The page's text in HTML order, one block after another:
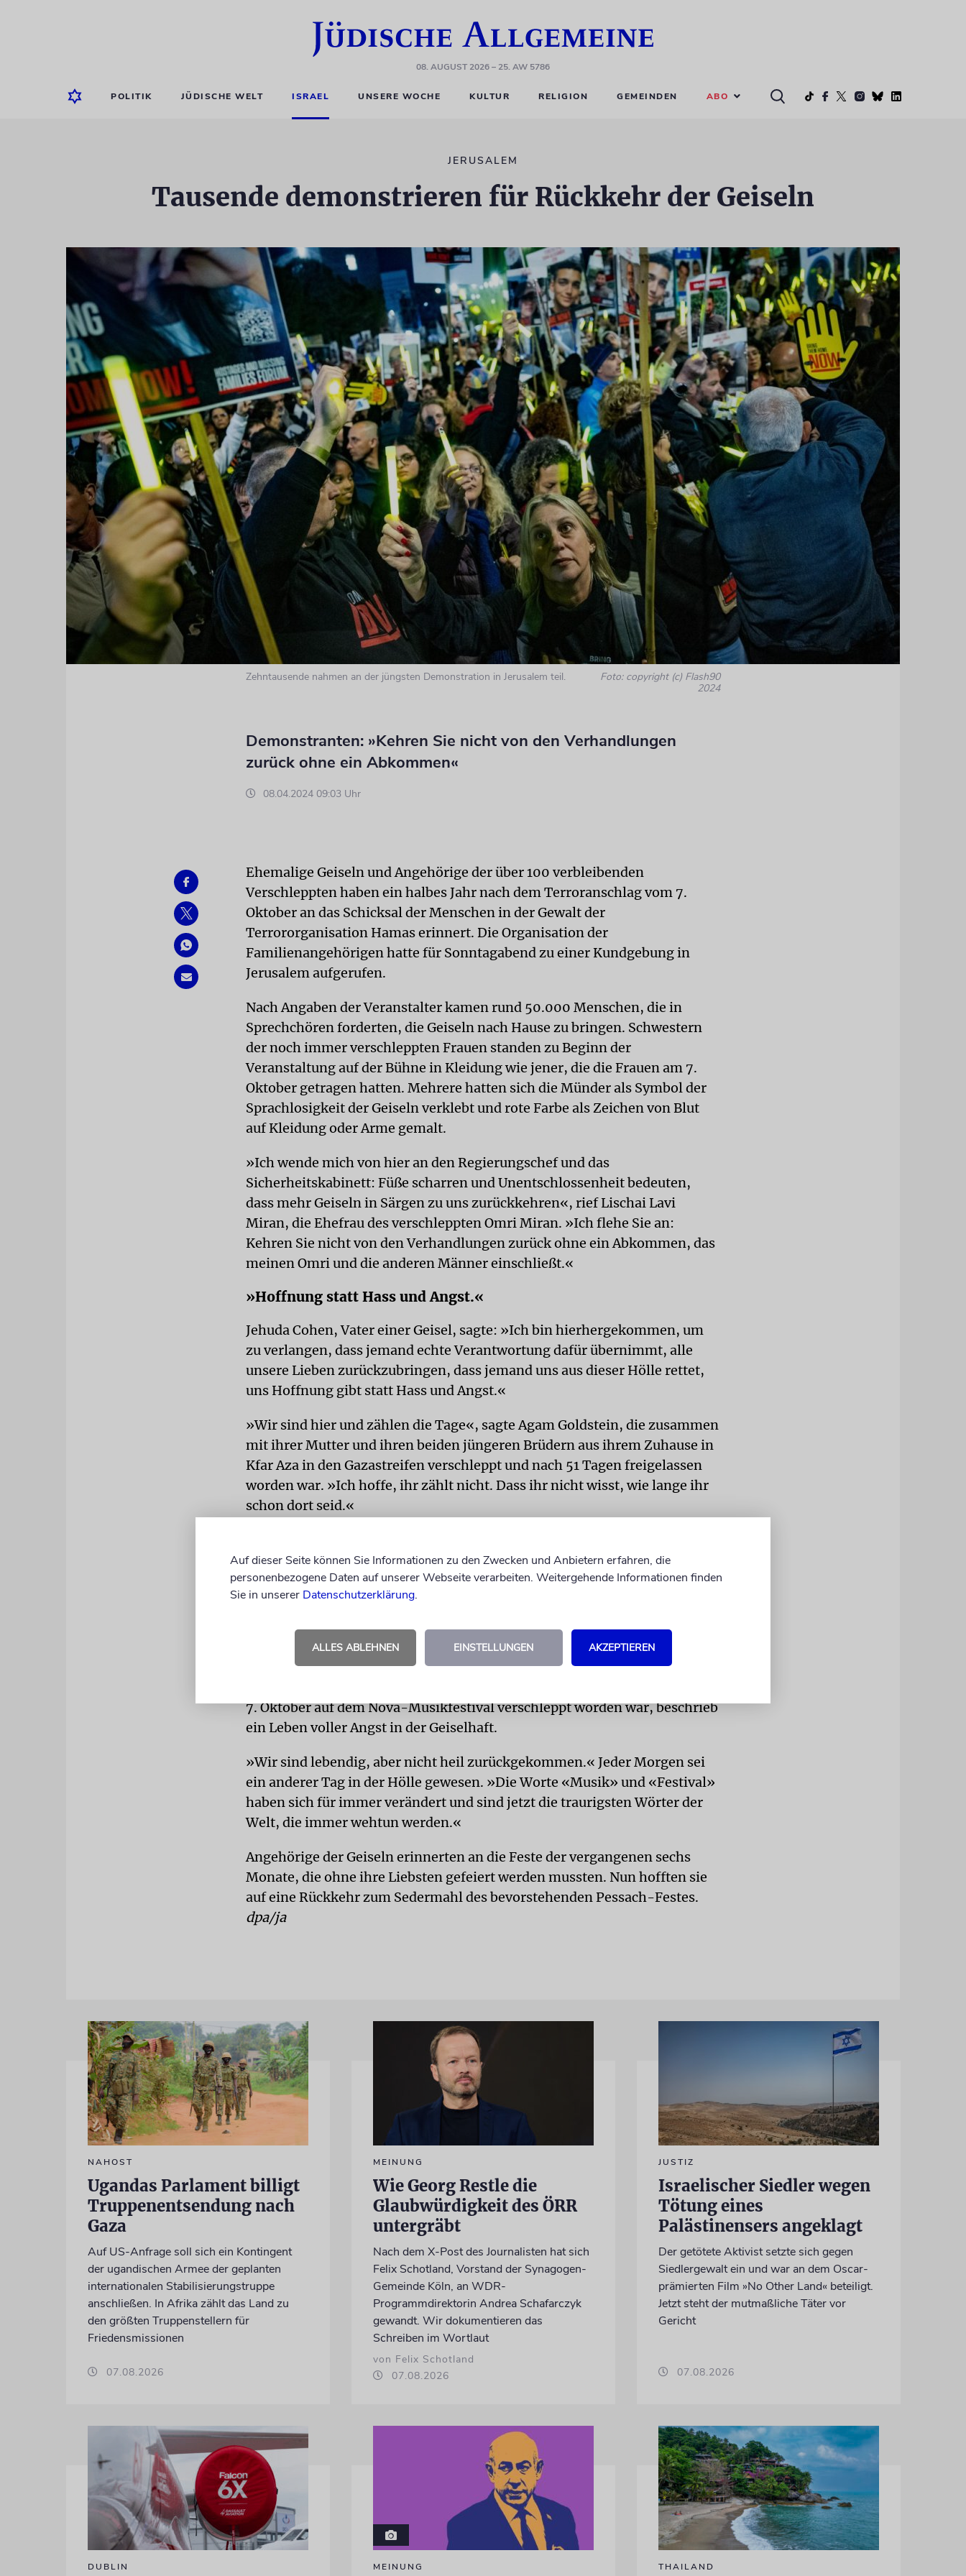
08. AUGUST 2026– 25. AW 5786
POLITIK JÜDISCHE WELT ISRAEL UNSERE WOCHE KULTUR RELIGION GEMEINDEN ABO
JERUSALEM
Tausende demonstrieren für Rückkehr der Geiseln
Zehntausende nahmen an der jüngsten Demonstration in Jerusalem teil.
Foto: copyright (c) Flash90
2024
Demonstranten: »Kehren Sie nicht von den Verhandlungen
zurück ohne ein Abkommen«
08.04.2024 09:03 Uhr
Ehemalige Geiseln und Angehörige der über 100 verbleibenden
Verschleppten haben ein halbes Jahr nach dem Terroranschlag vom 7.
Oktober an das Schicksal der Menschen in der Gewalt der
Terrororganisation Hamas erinnert. Die Organisation der
Familienangehörigen hatte für Sonntagabend zu einer Kundgebung in
Jerusalem aufgerufen.
Nach Angaben der Veranstalter kamen rund 50.000 Menschen, die in
Sprechchören forderten, die Geiseln nach Hause zu bringen. Schwestern
der noch immer verschleppten Frauen standen zu Beginn der
Veranstaltung auf der Bühne in Kleidung wie jener, die die Frauen am 7.
Oktober getragen hatten. Mehrere hatten sich die Münder als Symbol der
Sprachlosigkeit der Geiseln verklebt und rote Farbe als Zeichen von Blut
auf Kleidung oder Arme gemalt.
»Ich wende mich von hier an den Regierungschef und das
Sicherheitskabinett: Füße scharren und Unentschlossenheit bedeuten,
dass mehr Geiseln in Särgen zu uns zurückkehren«, rief Lischai Lavi
Miran, die Ehefrau des verschleppten Omri Miran. »Ich flehe Sie an:
Kehren Sie nicht von den Verhandlungen zurück ohne ein Abkommen, das
meinen Omri und die anderen Männer einschließt.«
»Hoffnung statt Hass und Angst.«
Jehuda Cohen, Vater einer Geisel, sagte: »Ich bin hierhergekommen, um
zu verlangen, dass jemand echte Verantwortung dafür übernimmt, alle
unsere Lieben zurückzubringen, dass jemand uns aus dieser Hölle rettet,
uns Hoffnung gibt statt Hass und Angst.«
»Wir sind hier und zählen die Tage«, sagte Agam Goldstein, die zusammen
mit ihrer Mutter und ihren beiden jüngeren Brüdern aus ihrem Zuhause in
Kfar Aza in den Gazastreifen verschleppt und nach 51 Tagen freigelassen
worden war. »Ich hoffe, ihr zählt nicht. Dass ihr nicht wisst, wie lange ihr
schon dort seid.«
sagte Goldstein angesichts der auf eine Großleinwand projizierten
Porträtbilder der Geiseln. »Die Fotos überall im Land und auf der ganzen
Welt zeigen eine andere Person. Sie sehen nicht mehr so aus, lächeln nicht
»Lebendig, aber nicht heil«
7. Oktober auf dem Nova-Musikfestival verschleppt worden war, beschrieb
ein Leben voller Angst in der Geiselhaft.
»Wir sind lebendig, aber nicht heil zurückgekommen.« Jeder Morgen sei
ein anderer Tag in der Hölle gewesen. »Die Worte «Musik» und «Festival»
haben sich für immer verändert und sind jetzt die traurigsten Wörter der
Welt, die immer wehtun werden.«
Angehörige der Geiseln erinnerten an die Feste der vergangenen sechs
Monate, die ohne ihre Liebsten gefeiert werden mussten. Nun hofften sie
auf eine Rückkehr zum Sedermahl des bevorstehenden Pessach-Festes.
dpa/ja
NAHOST
Ugandas Parlament billigt
Truppenentsendung nach
Gaza
Auf US-Anfrage soll sich ein Kontingent
der ugandischen Armee der geplanten
internationalen Stabilisierungstruppe
anschließen. In Afrika zählt das Land zu
den größten Truppenstellern für
Friedensmissionen
07.08.2026
MEINUNG
Wie Georg Restle die
Glaubwürdigkeit des ÖRR
untergräbt
Nach dem X-Post des Journalisten hat sich
Felix Schotland, Vorstand der Synagogen-
Gemeinde Köln, an WDR-
Programmdirektorin Andrea Schafarczyk
gewandt. Wir dokumentieren das
Schreiben im Wortlaut
von Felix Schotland
07.08.2026
JUSTIZ
Israelischer Siedler wegen
Tötung eines
Palästinensers angeklagt
Der getötete Aktivist setzte sich gegen
Siedlergewalt ein und war an dem Oscar-
prämierten Film »No Other Land« beteiligt.
Jetzt steht der mutmaßliche Täter vor
Gericht
07.08.2026
DUBLIN MEINUNG THAILAND
Auf dieser Seite können Sie Informationen zu den Zwecken und Anbietern erfahren, die
personenbezogene Daten auf unserer Webseite verarbeiten. Weitergehende Informationen finden
Sie in unserer Datenschutzerklärung.
ALLES ABLEHNEN EINSTELLUNGEN AKZEPTIEREN